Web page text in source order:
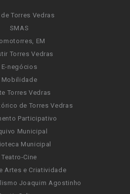
de Torres Vedras
SMAS
EM
Torres Vedras
E-negócios
Mobilidade
Torres Vedras
de Torres Vedras
Participativo
Municipal
Municipal
Teatro-Cine
Artes e Criatividade
Joaquim Agostinho